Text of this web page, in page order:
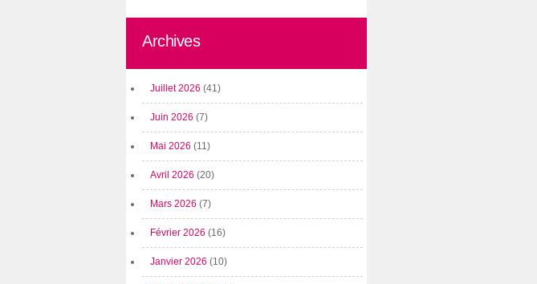
Archives
Juillet 2026 (41)
Juin 2026 (7)
Mai 2026 (11)
Avril 2026 (20)
Mars 2026 (7)
Février 2026 (16)
Janvier 2026 (10)